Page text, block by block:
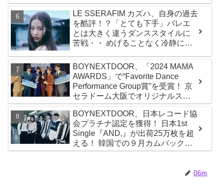
never dies!」と微笑みの宣言！
ADOR側、2029年まで契約有効と
主張
LE SSERAFIM カズハ、自身の過去
を酷評！？「とても下手」バレエ
とは大きく違うダンススタイルに
苦戦・・ めげることなく冷静に努
BOYNEXTDOOR、「2024 MAMA
AWARDS」で“Favorite Dance
Performance Group賞”を受賞！ 京
セラドーム大阪でオリジナルステ
ージパフォーマンス披露！ 卒業パ
ーティーをコンセプトにスーツで
魅了【動画あり】
BOYNEXTDOOR、日本レコード協
会プラチナ認定を獲得！ 日本1st
Single『AND,』が出荷25万枚を超
える！ 韓国での９月カムバックも
決定
06m